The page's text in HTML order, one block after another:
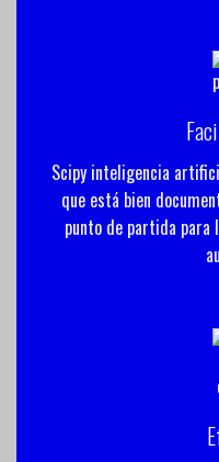
Scipy inteligencia
que está bien
punto de partida para